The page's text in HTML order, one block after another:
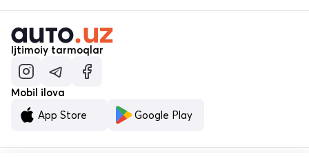
Ijtimoiy tarmoqlar
Mobil ilova
App Store
Google Play